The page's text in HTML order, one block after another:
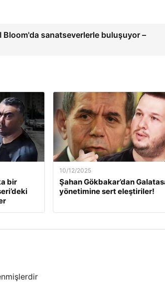
Bloom'da sanatseverlerle buluşuyor –
bir
10/12/2025
Şahan Gökbakar’dan
yönetimine sert eleştiriler!